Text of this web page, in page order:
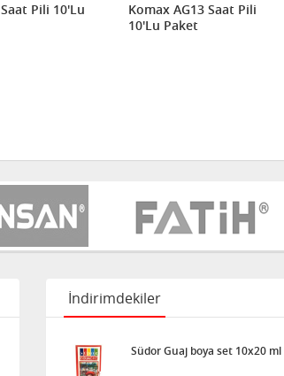
Pili 10'Lu
Komax AG13 Saat Pili
10'Lu Paket
İndirimdekiler
Südor Guaj boya set 10x20 ml